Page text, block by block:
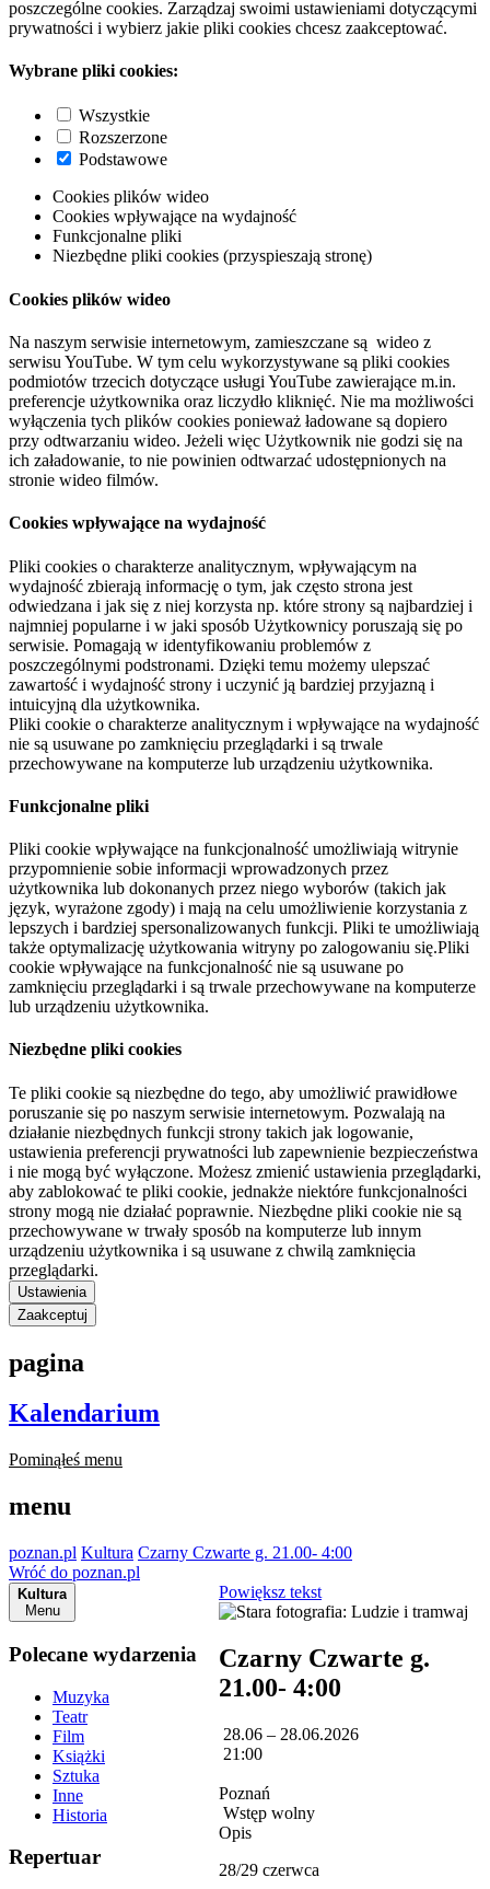
poszczególne cookies. Zarządzaj swoimi ustawieniami dotyczącymi
prywatności i wybierz jakie pliki cookies chcesz zaakceptować.
Wybrane pliki cookies:
Wszystkie
Rozszerzone
Podstawowe
Cookies plików wideo
Cookies wpływające na wydajność
Funkcjonalne pliki
Niezbędne pliki cookies (przyspieszają stronę)
Cookies plików wideo
Na naszym serwisie internetowym, zamieszczane są wideo z
serwisu YouTube. W tym celu wykorzystywane są pliki cookies
podmiotów trzecich dotyczące usługi YouTube zawierające m.in.
preferencje użytkownika oraz liczydło kliknięć. Nie ma możliwości
wyłączenia tych plików cookies ponieważ ładowane są dopiero
przy odtwarzaniu wideo. Jeżeli więc Użytkownik nie godzi się na
ich załadowanie, to nie powinien odtwarzać udostępnionych na
stronie wideo filmów.
Cookies wpływające na wydajność
Pliki cookies o charakterze analitycznym, wpływającym na
wydajność zbierają informację o tym, jak często strona jest
odwiedzana i jak się z niej korzysta np. które strony są najbardziej i
najmniej popularne i w jaki sposób Użytkownicy poruszają się po
serwisie. Pomagają w identyfikowaniu problemów z
poszczególnymi podstronami. Dzięki temu możemy ulepszać
zawartość i wydajność strony i uczynić ją bardziej przyjazną i
intuicyjną dla użytkownika.
Pliki cookie o charakterze analitycznym i wpływające na wydajność
nie są usuwane po zamknięciu przeglądarki i są trwale
przechowywane na komputerze lub urządzeniu użytkownika.
Funkcjonalne pliki
Pliki cookie wpływające na funkcjonalność umożliwiają witrynie
przypomnienie sobie informacji wprowadzonych przez
użytkownika lub dokonanych przez niego wyborów (takich jak
język, wyrażone zgody) i mają na celu umożliwienie korzystania z
lepszych i bardziej spersonalizowanych funkcji. Pliki te umożliwiają
także optymalizację użytkowania witryny po zalogowaniu się.Pliki
cookie wpływające na funkcjonalność nie są usuwane po
zamknięciu przeglądarki i są trwale przechowywane na komputerze
lub urządzeniu użytkownika.
Niezbędne pliki cookies
Te pliki cookie są niezbędne do tego, aby umożliwić prawidłowe
poruszanie się po naszym serwisie internetowym. Pozwalają na
działanie niezbędnych funkcji strony takich jak logowanie,
ustawienia preferencji prywatności lub zapewnienie bezpieczeństwa
i nie mogą być wyłączone. Możesz zmienić ustawienia przeglądarki,
aby zablokować te pliki cookie, jednakże niektóre funkcjonalności
strony mogą nie działać poprawnie. Niezbędne pliki cookie nie są
przechowywane w trwały sposób na komputerze lub innym
urządzeniu użytkownika i są usuwane z chwilą zamknięcia
przeglądarki.
Ustawienia
Zaakceptuj
pagina
Kalendarium
Pominąłeś menu
menu
poznan.pl Kultura Czarny Czwarte g. 21.00- 4:00
Wróć do poznan.pl
Kultura
Menu
Polecane wydarzenia
Muzyka
Teatr
Film
Książki
Sztuka
Inne
Historia
Repertuar
Powiększ tekst
Czarny Czwarte g.
21.00- 4:00
28.06 – 28.06.2026
21:00
Poznań
Wstęp wolny
Opis
28/29 czerwca